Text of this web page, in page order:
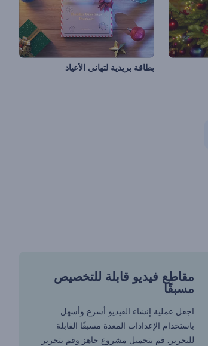
بطاقة بريدية لتهاني الأعياد
مقاطع فيديو قابلة للتخصيص
مسبقًا
اجعل عملية إنشاء الفيديو أسرع وأسهل
باستخدام الإعدادات المعدة مسبقًا القابلة
للتحرير. قم بتحميل مشروع جاهز وقم بتحرير